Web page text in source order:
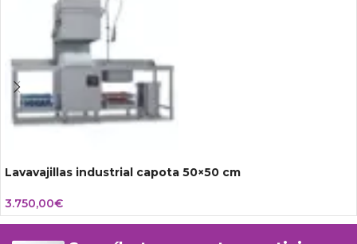
Lavavajillas industrial capota 50×50 cm
3.750,00€